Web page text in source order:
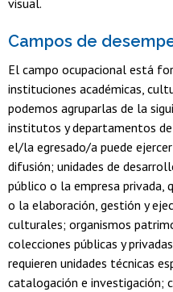
visual.
Campos de
El campo ocupacional está
instituciones académicas,
podemos agruparlas de la
institutos y departamentos
el/la egresado/a puede
difusión; unidades de
público o la empresa
o la elaboración, gestión y
culturales; organismos
colecciones públicas y
requieren unidades técnicas
catalogación e investigación;